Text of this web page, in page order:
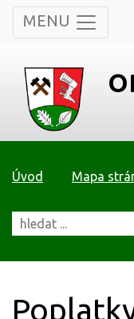
MENU
Úvod Mapa